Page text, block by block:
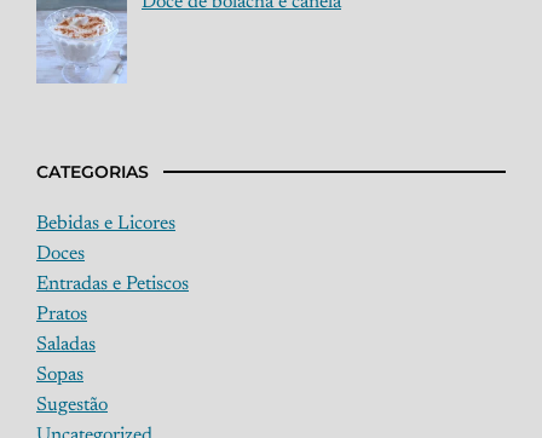
CATEGORIAS
Bebidas e Licores
Doces
Entradas e Petiscos
Pratos
Saladas
Sopas
Sugestão